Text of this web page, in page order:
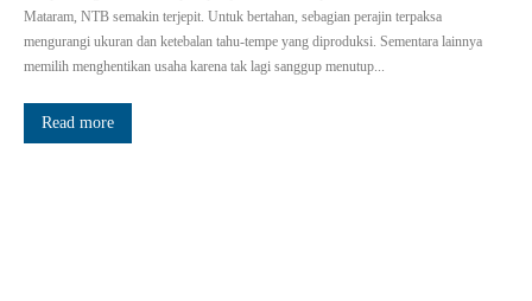
Mataram, NTB semakin terjepit. Untuk bertahan, sebagian perajin terpaksa
mengurangi ukuran dan ketebalan tahu-tempe yang diproduksi. Sementara lainnya
memilih menghentikan usaha karena tak lagi sanggup menutup...
Read more